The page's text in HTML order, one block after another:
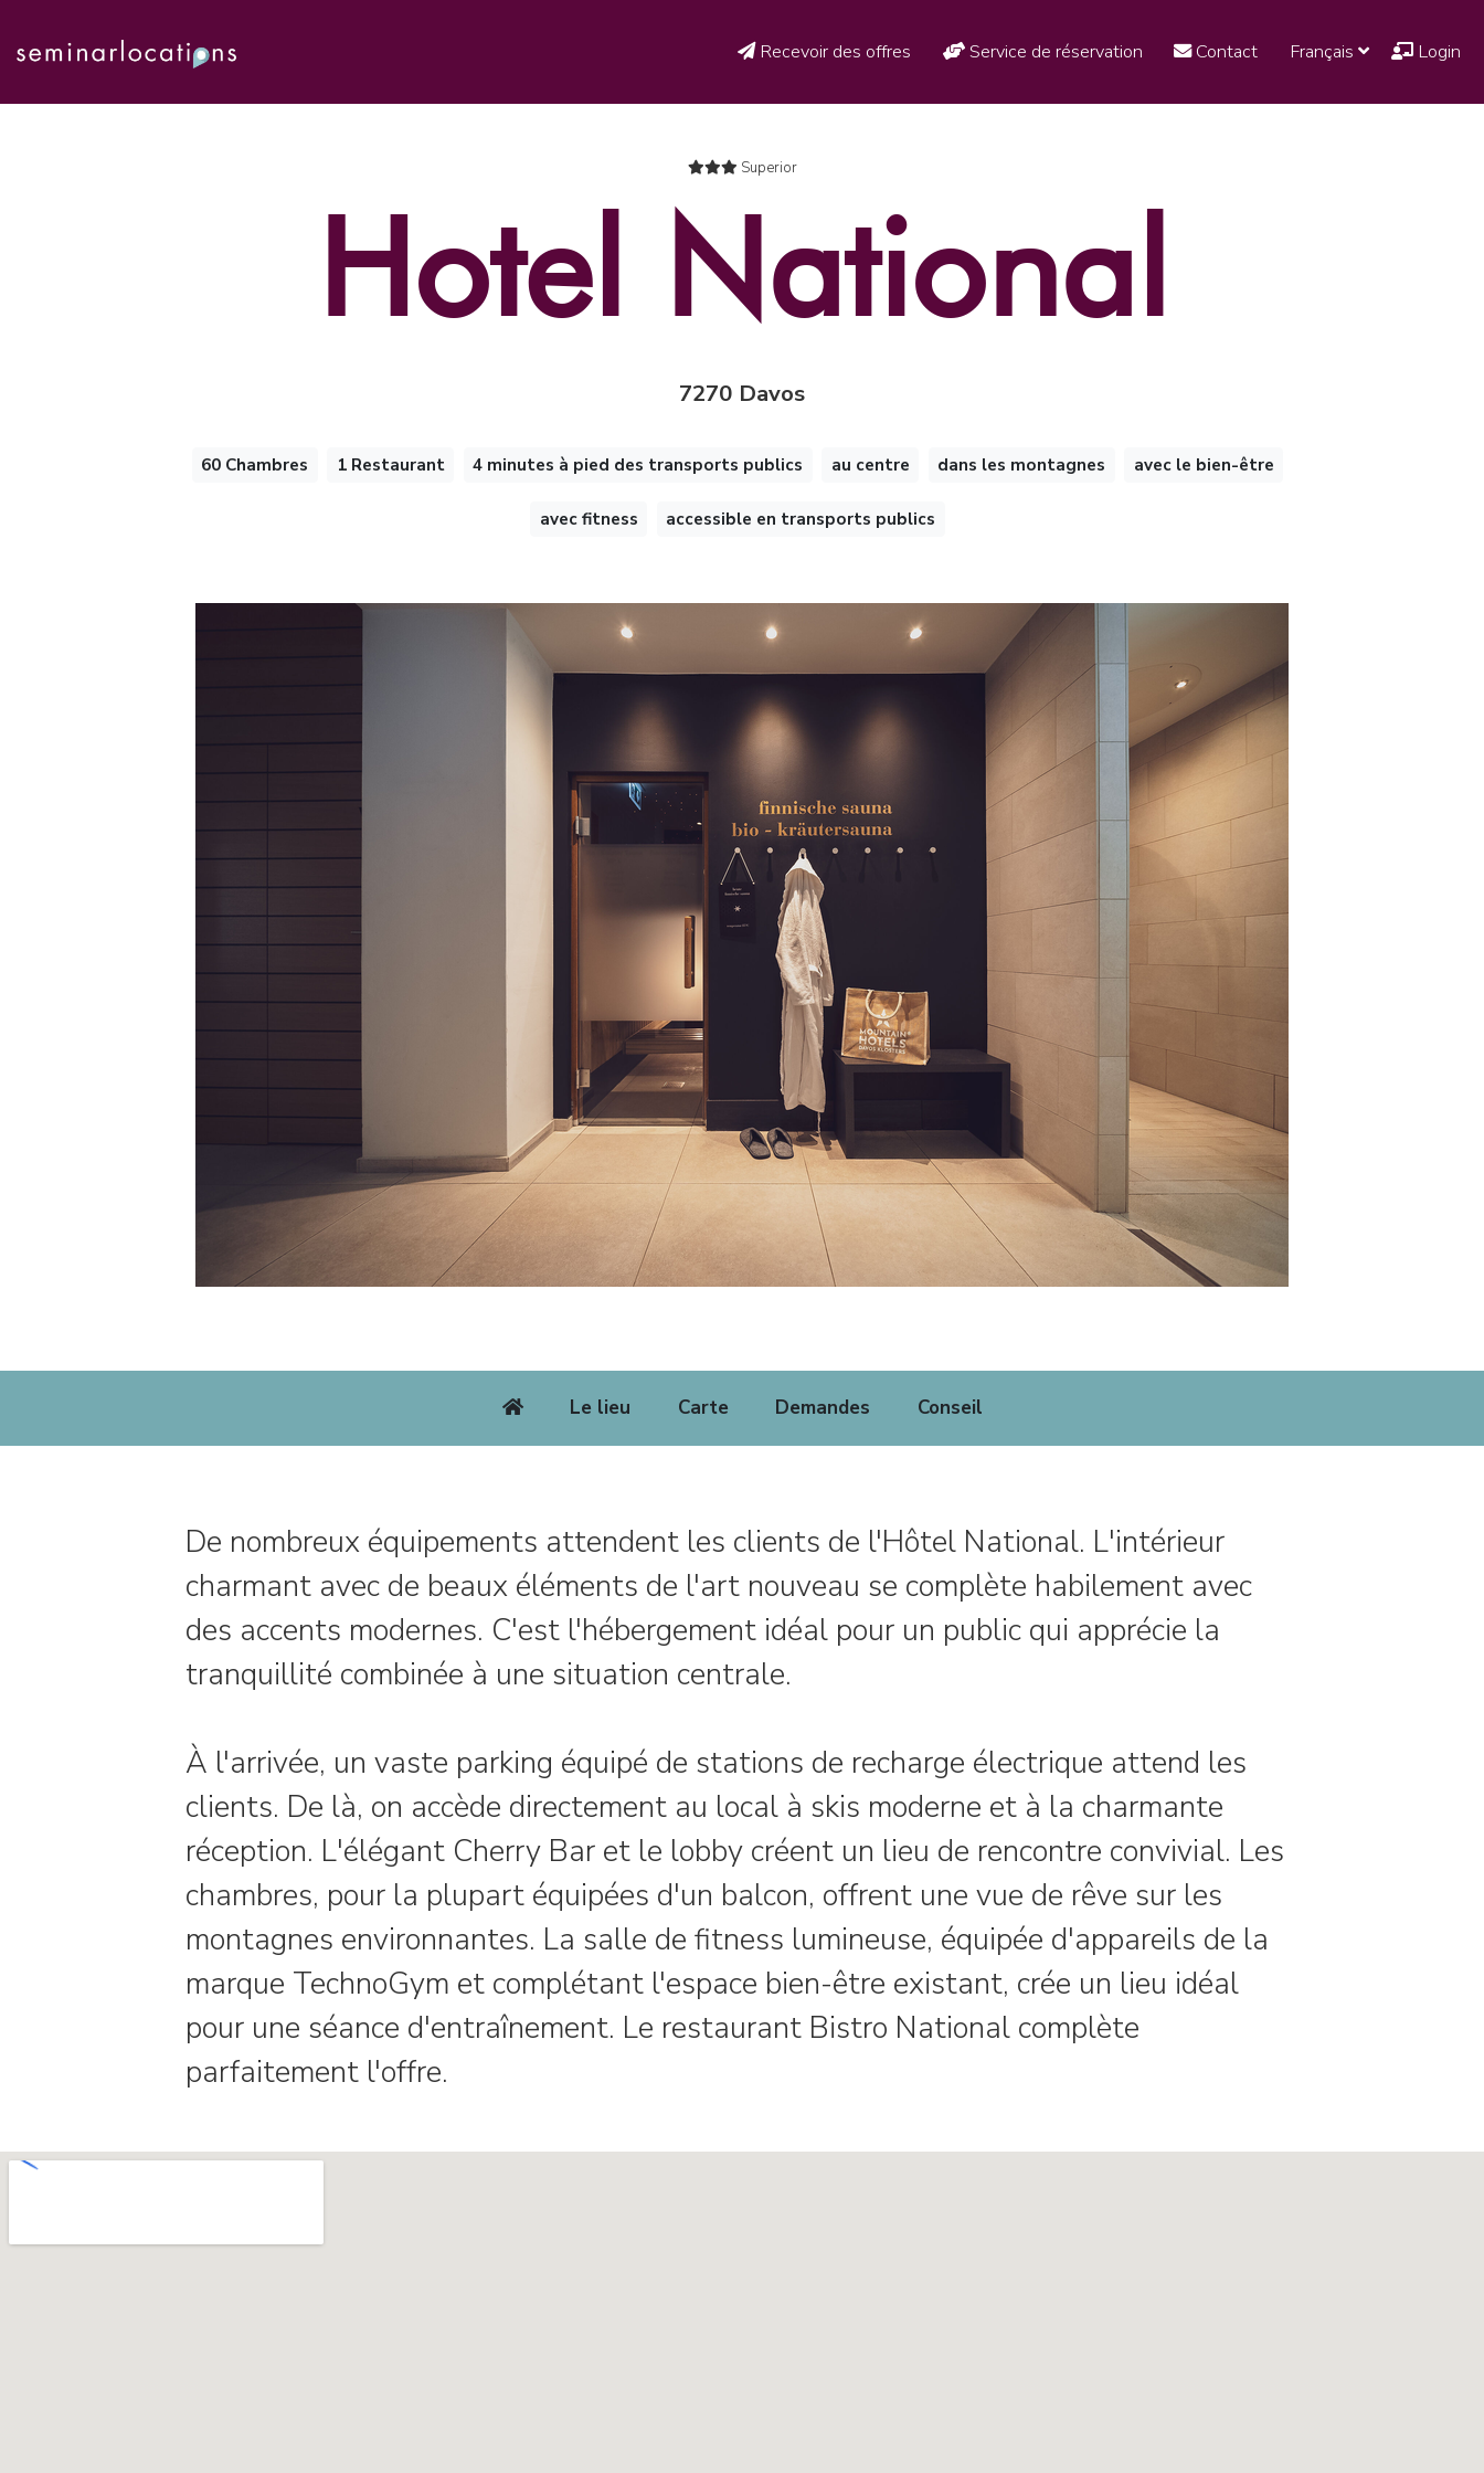
Recevoir des offres Service de réservation Contact Français Login
Superior
Hotel National
7270 Davos
60 Chambres 1 Restaurant 4 minutes à pied des transports publics au centre dans les montagnes avec le bien-être
avec fitness accessible en transports publics
Le lieu Carte Demandes Conseil
De nombreux équipements attendent les clients de l'Hôtel National. L'intérieur
charmant avec de beaux éléments de l'art nouveau se complète habilement avec
des accents modernes. C'est l'hébergement idéal pour un public qui apprécie la
tranquillité combinée à une situation centrale.
À l'arrivée, un vaste parking équipé de stations de recharge électrique attend les
clients. De là, on accède directement au local à skis moderne et à la charmante
réception. L'élégant Cherry Bar et le lobby créent un lieu de rencontre convivial. Les
chambres, pour la plupart équipées d'un balcon, offrent une vue de rêve sur les
montagnes environnantes. La salle de fitness lumineuse, équipée d'appareils de la
marque TechnoGym et complétant l'espace bien-être existant, crée un lieu idéal
pour une séance d'entraînement. Le restaurant Bistro National complète
parfaitement l'offre.